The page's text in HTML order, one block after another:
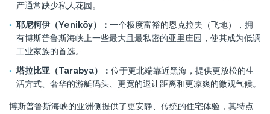
产通常缺少私人花园。
耶尼柯伊（Yeniköy）： 一个极度富裕的恩克拉夫（飞地），拥
有博斯普鲁斯海峡上一些最大且最私密的亚里庄园，使其成为低调
工业家族的首选。
塔拉比亚（Tarabya）： 位于更北端靠近黑海，提供更放松的生
活方式、奢华的游艇码头、更宽的退让距离和更凉爽的微观气候。
博斯普鲁斯海峡的亚洲侧提供了更安静、传统的住宅体验，其特点